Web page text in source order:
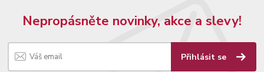
Nepropásněte novinky, akce a slevy!
Přihlásit se